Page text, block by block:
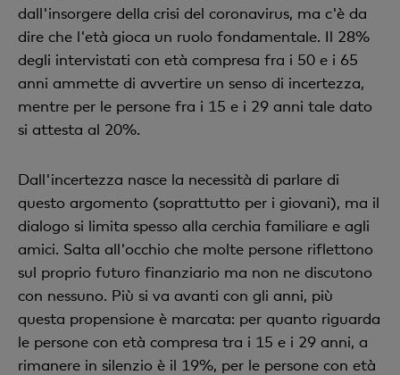
dall'insorgere della crisi del coronavirus, ma c'è da
dire che l'età gioca un ruolo fondamentale. Il 28%
degli intervistati con età compresa fra i 50 e i 65
anni ammette di avvertire un senso di incertezza,
mentre per le persone fra i 15 e i 29 anni tale dato
si attesta al 20%.
Dall'incertezza nasce la necessità di parlare di
questo argomento (soprattutto per i giovani), ma il
dialogo si limita spesso alla cerchia familiare e agli
amici. Salta all'occhio che molte persone riflettono
sul proprio futuro finanziario ma non ne discutono
con nessuno. Più si va avanti con gli anni, più
questa propensione è marcata: per quanto riguarda
le persone con età compresa tra i 15 e i 29 anni, a
rimanere in silenzio è il 19%, per le persone con età